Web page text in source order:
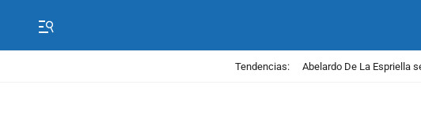
Tendencias: Abelardo De La Espriella